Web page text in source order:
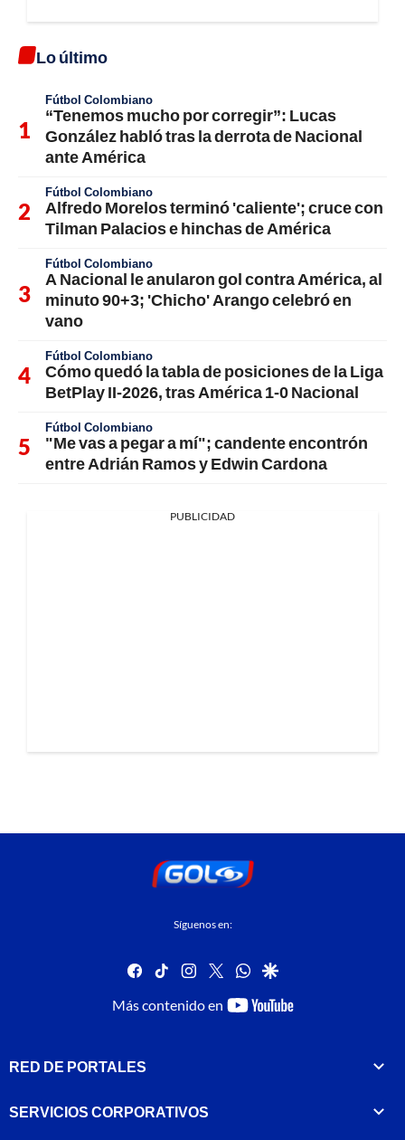
Lo último
Fútbol Colombiano
“Tenemos mucho por corregir”: Lucas
González habló tras la derrota de Nacional
ante América
Fútbol Colombiano
Alfredo Morelos terminó 'caliente'; cruce con
Tilman Palacios e hinchas de América
Fútbol Colombiano
A Nacional le anularon gol contra América, al
minuto 90+3; 'Chicho' Arango celebró en
vano
Fútbol Colombiano
Cómo quedó la tabla de posiciones de la Liga
BetPlay II-2026, tras América 1-0 Nacional
Fútbol Colombiano
"Me vas a pegar a mí"; candente encontrón
entre Adrián Ramos y Edwin Cardona
PUBLICIDAD
Síguenos en:
facebook
tiktok instagram
twitterwhatsapp
google
Más contenido en
youtube-
RED DE PORTALES
SERVICIOS CORPORATIVOS